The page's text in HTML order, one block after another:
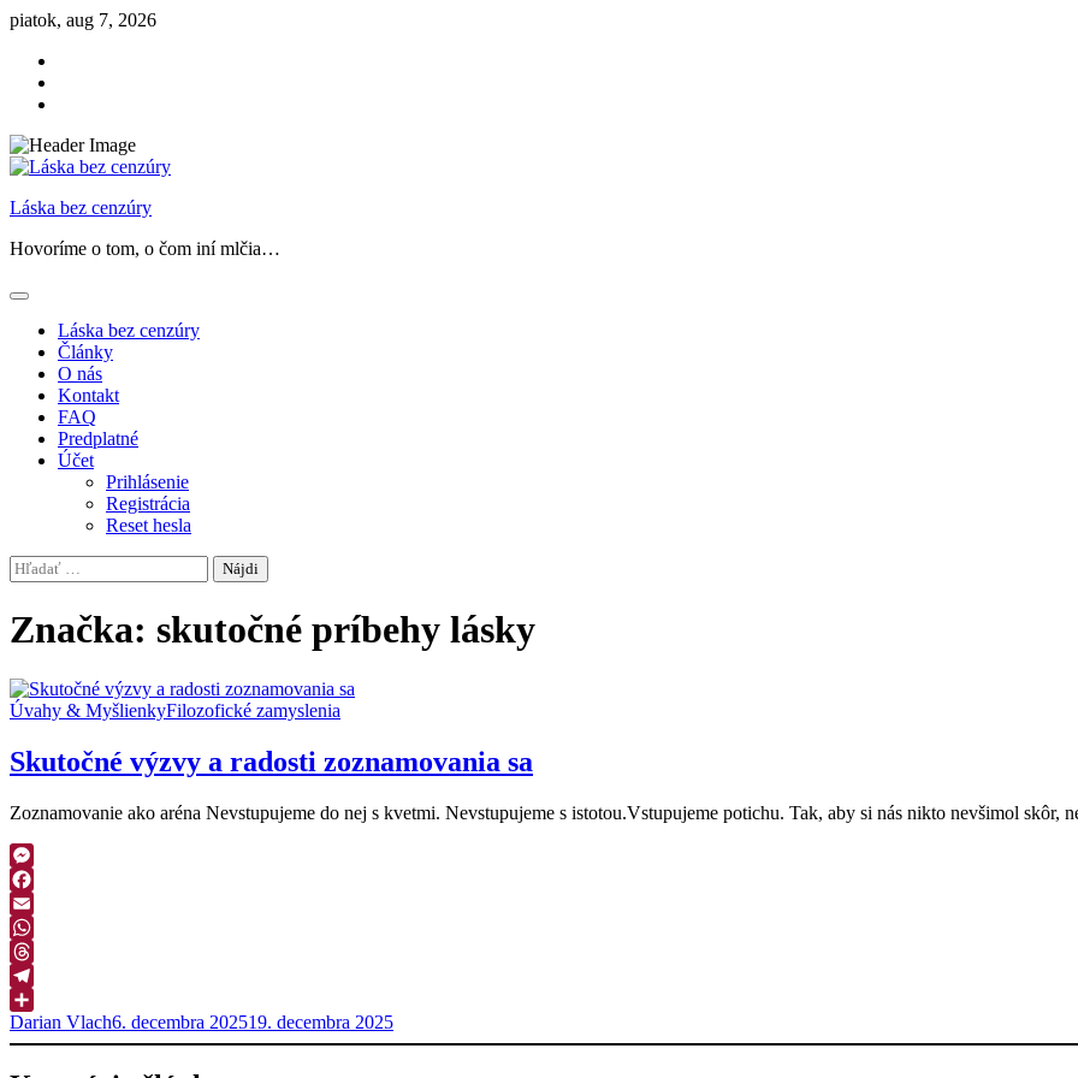
Skip
content
piatok, aug 7, 2026
Láska bez cenzúry
Hovoríme o tom, o čom iní mlčia…
Láska bez cenzúry
Články
O nás
Kontakt
FAQ
Predplatné
Účet
Prihlásenie
Registrácia
Reset hesla
Hľadať:
Značka: skutočné príbehy lásky
Úvahy & MyšlienkyFilozofické zamyslenia
Skutočné výzvy a radosti zoznamovania sa
Zoznamovanie ako aréna Nevstupujeme do nej s kvetmi. Nevstupujeme s istotou.Vstupujeme potichu. Tak, aby si nás nikto nevšimol skôr,
Messenger
Facebook
Email
WhatsApp
Threads
Telegram
Zdieľať
Darian Vlach6. decembra 202519. decembra 2025